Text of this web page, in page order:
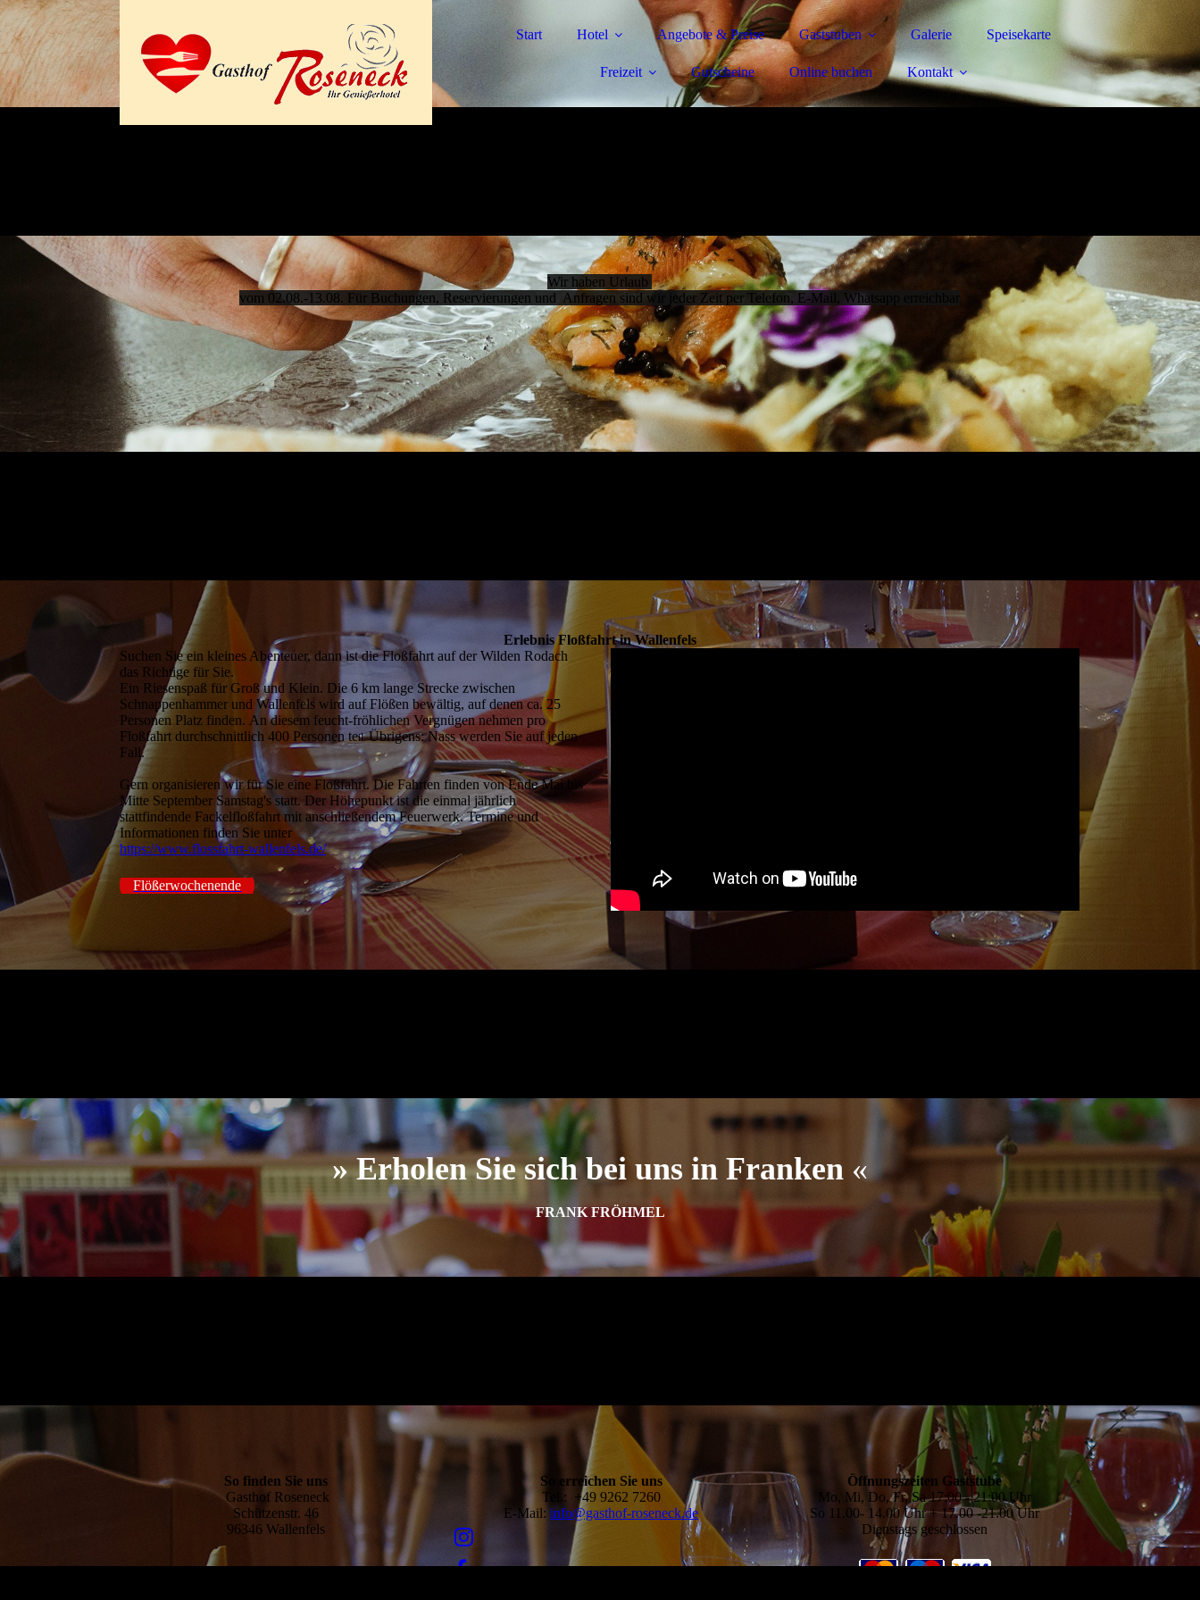
Start Hotel Angebote & Preise Gaststuben Galerie Speisekarte
Freizeit Gutscheine Online buchen Kontakt
Wir haben Urlaub
vom 02.08.-13.08. Für Buchungen, Reservierungen und Anfragen sind wir jeder Zeit per Telefon, E-Mail, Whatsapp erreichbar
Erlebnis Floßfahrt in Wallenfels
Suchen Sie ein kleines Abenteuer, dann ist die Floßfahrt auf der Wilden Rodach
das Richtige für Sie.
Ein Riesenspaß für Groß und Klein. Die 6 km lange Strecke zwischen
Schnappenhammer und Wallenfels wird auf Flößen bewältig, auf denen ca. 25
Personen Platz finden. An diesem feucht-fröhlichenVergnügen nehmen pro
Floßfahrt durchschnittlich 400 Personen teil.Übrigens: Nass werden Sie auf jeden
Fall.
Gern organisieren wir für Sie eine Floßfahrt. Die Fahrten finden von Ende Mai bis
Mitte September Samstag's statt. Der Höhepunkt ist die einmal jährlich
stattfindende Fackelfloßfahrt mit anschließendem Feuerwerk. Termine und
Informationen finden Sie unter
https://www.flossfahrt-wallenfels.de/
Flößerwochenende
» Erholen Sie sich bei uns in Franken «
FRANK FRÖHMEL
So finden Sie uns
Gasthof Roseneck
Schützenstr. 46
96346 Wallenfels
So erreichen Sie uns
Tel.: +49 9262 7260
E-Mail:info@gasthof-roseneck.de
Öffnungszeiten Gaststube
Mo, Mi, Do, Fr, Sa 17:00 - 21:00 Uhr
So 11.00- 14.00 Uhr + 17.00 -21.00 Uhr
Dienstags geschlossen